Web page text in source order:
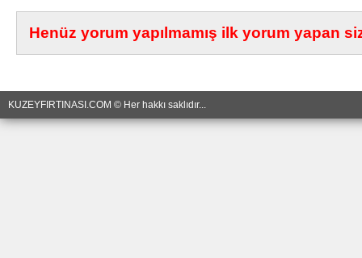
Henüz yorum yapılmamış ilk yorum yapan
KUZEYFIRTINASI.COM © Her hakkı saklıdır...